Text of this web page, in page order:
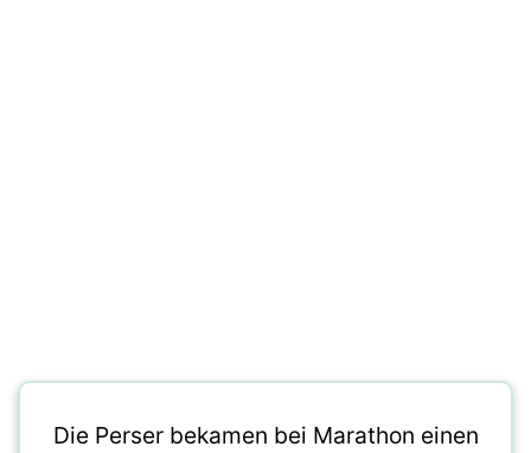
Die Perser bekamen bei Marathon einen